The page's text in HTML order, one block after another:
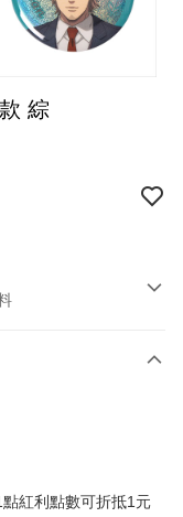
綜
紅利點數可折抵1元